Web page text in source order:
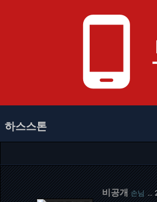
phone_android
하스스톤
비공개 손님 …